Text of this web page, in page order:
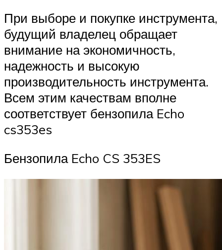
При выборе и покупке инструмента,
будущий владелец обращает
внимание на экономичность,
надежность и высокую
производительность инструмента.
Всем этим качествам вполне
соответствует бензопила Echo
cs353es
Бензопила Echo CS 353ES